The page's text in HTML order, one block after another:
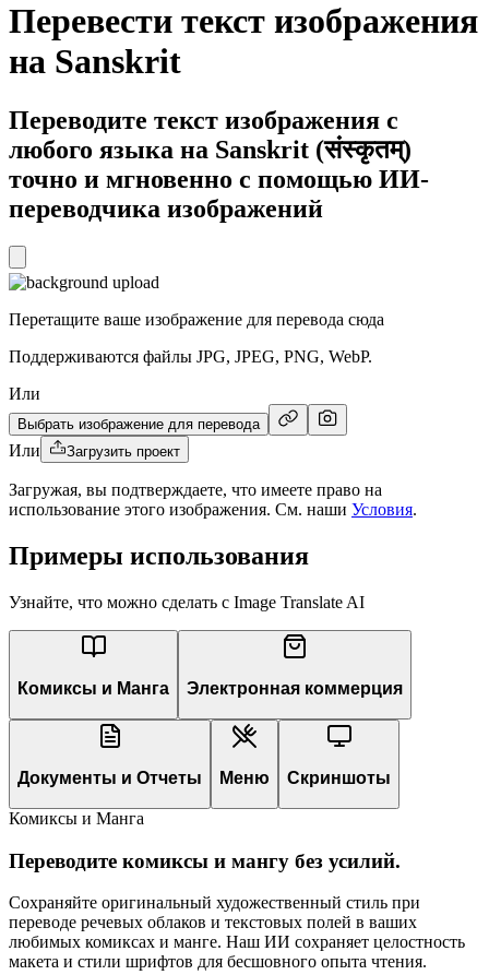
Перевести текст изображения
на Sanskrit
Переводите текст изображения с
любого языка на Sanskrit (संस्कृतम्)
точно и мгновенно с помощью ИИ-
переводчика изображений
Перетащите ваше изображение для перевода сюда
Поддерживаются файлы JPG, JPEG, PNG, WebP.
Или
Выбрать изображение для перевода
Или Загрузить проект
Загружая, вы подтверждаете, что имеете право на
использование этого изображения. См. наши Условия.
Примеры использования
Узнайте, что можно сделать с Image Translate AI
Комиксы и Манга Электронная коммерция
Документы и Отчеты Меню Скриншоты
Комиксы и Манга
Переводите комиксы и мангу без усилий.
Сохраняйте оригинальный художественный стиль при
переводе речевых облаков и текстовых полей в ваших
любимых комиксах и манге. Наш ИИ сохраняет целостность
макета и стили шрифтов для бесшовного опыта чтения.